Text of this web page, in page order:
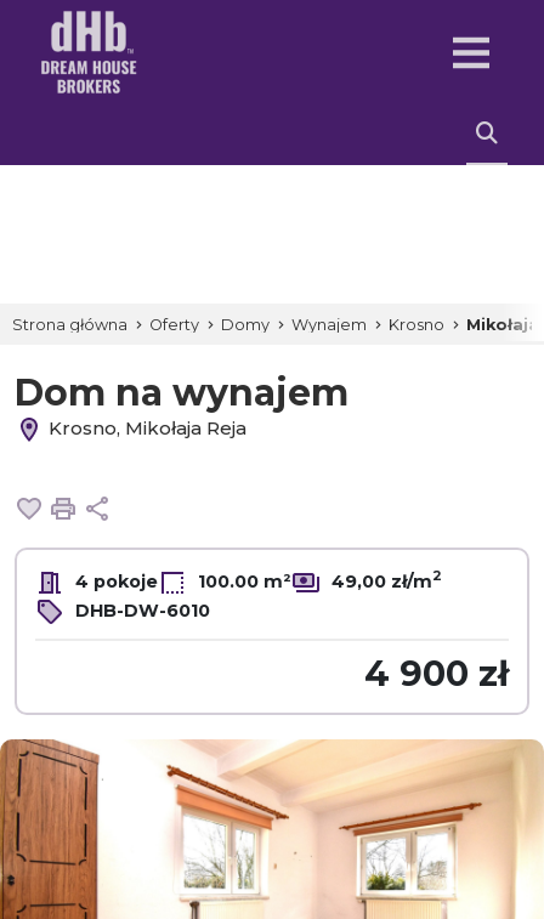
Strona główna Oferty Domy Wynajem Krosno Mikołaja
Dom na wynajem
Krosno, Mikołaja Reja
Dodaj do ulubionych
Drukuj
4 pokoje 100.00 m² 49,00 zł/m2
DHB-DW-6010
4 900 zł